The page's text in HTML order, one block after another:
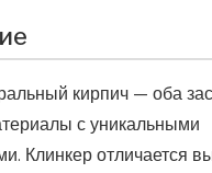
кирпич — оба
с уникальными
Клинкер отличается